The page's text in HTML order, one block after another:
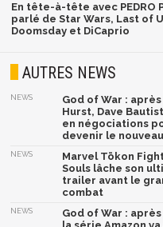
En tête-à-tête avec PEDRO
parlé de Star Wars, Last of
Doomsday et DiCaprio
AUTRES NEWS
NEWS
God of War : après
Hurst, Dave
en négociations
devenir le
NEWS
Marvel Tōkon
Souls lâche son
trailer avant le
combat
NEWS
God of War :